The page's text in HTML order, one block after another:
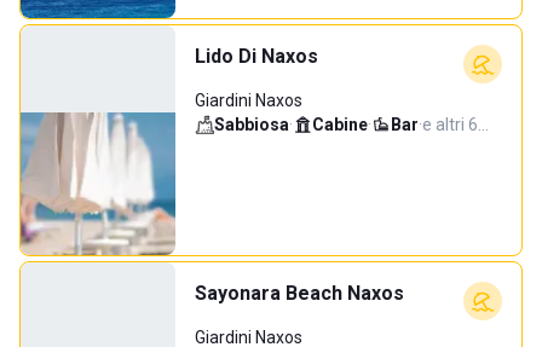
Lido Di Naxos
Giardini Naxos
Sabbiosa· Cabine· Bar·e altri 6…
Sayonara Beach Naxos
Giardini Naxos